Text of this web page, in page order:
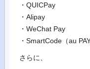
・QUICPay
・Alipay
・WeChat Pay
・SmartCode（au
さらに、